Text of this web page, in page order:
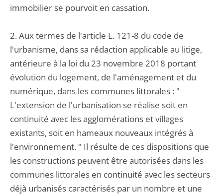
immobilier se pourvoit en cassation.
2. Aux termes de l'article L. 121-8 du code de
l'urbanisme, dans sa rédaction applicable au litige,
antérieure à la loi du 23 novembre 2018 portant
évolution du logement, de l'aménagement et du
numérique, dans les communes littorales : "
L'extension de l'urbanisation se réalise soit en
continuité avec les agglomérations et villages
existants, soit en hameaux nouveaux intégrés à
l'environnement. " Il résulte de ces dispositions que
les constructions peuvent être autorisées dans les
communes littorales en continuité avec les secteurs
déjà urbanisés caractérisés par un nombre et une